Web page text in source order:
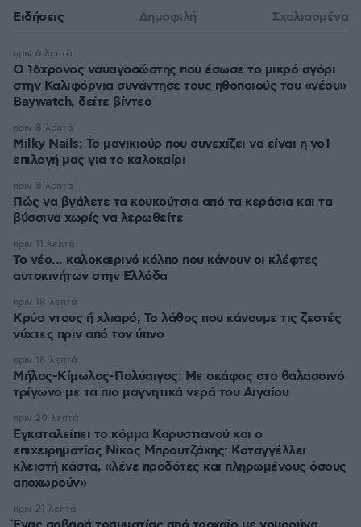
Ειδήσεις Δημοφιλή Σχολιασμένα
Ο 16χρονος ναυαγοσώστης που έσωσε το μικρό αγόρι
στην Καλιφόρνια συνάντησε τους ηθοποιούς του «νέου»
Baywatch, δείτε βίντεο
πριν 6 λεπτά
Milky Nails: Το μανικιούρ που συνεχίζει να είναι η νο1
επιλογή μας για το καλοκαίρι
πριν 8 λεπτά
Πώς να βγάλετε τα κουκούτσια από τα κεράσια και τα
βύσσινα χωρίς να λερωθείτε
πριν 8 λεπτά
Το νέο... καλοκαιρινό κόλπο που κάνουν οι κλέφτες
αυτοκινήτων στην Ελλάδα
πριν 11 λεπτά
Κρύο ντους ή χλιαρό; Το λάθος που κάνουμε τις ζεστές
νύχτες πριν από τον ύπνο
πριν 18 λεπτά
Μήλος-Κίμωλος-Πολύαιγος: Με σκάφος στο θαλασσινό
τρίγωνο με τα πιο μαγνητικά νερά του Αιγαίου
πριν 18 λεπτά
Εγκαταλείπει το κόμμα Καρυστιανού και ο
επιχειρηματίας Νίκος Μπρουτζάκης: Καταγγέλλει
κλειστή κάστα, «λένε προδότες και πληρωμένους όσους
αποχωρούν»
πριν 20 λεπτά
πριν 21 λεπτά